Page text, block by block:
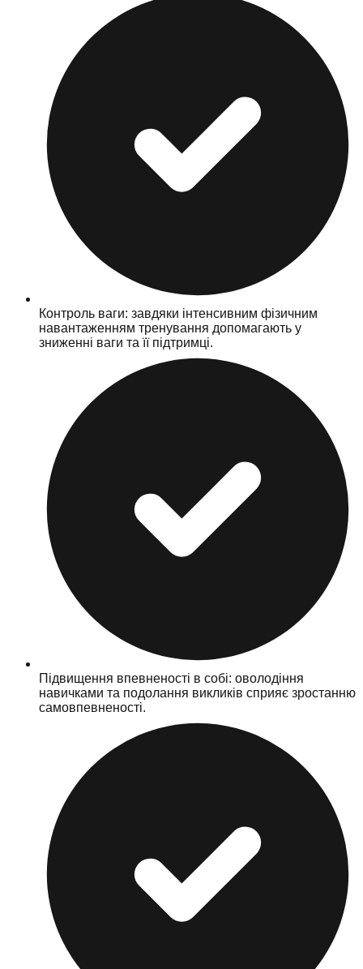
Контроль ваги: завдяки інтенсивним фізичним
навантаженням тренування допомагають у
зниженні ваги та її підтримці.
Підвищення впевненості в собі: оволодіння
навичками та подолання викликів сприяє зростанню
самовпевненості.